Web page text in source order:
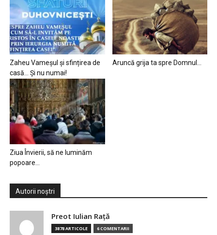
Zaheu Vameșul și sfințirea de
casă… Și nu numai!
Aruncă grija ta spre Domnul…
Ziua Învierii, să ne luminăm
popoare…
Autorii noștri
Preot Iulian Raţă
3878 ARTICOLE 6 COMENTARII